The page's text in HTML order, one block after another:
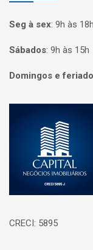
Seg à sex: 9h às 18h
Sábados: 9h às 15h
Domingos e
CRECI: 5895